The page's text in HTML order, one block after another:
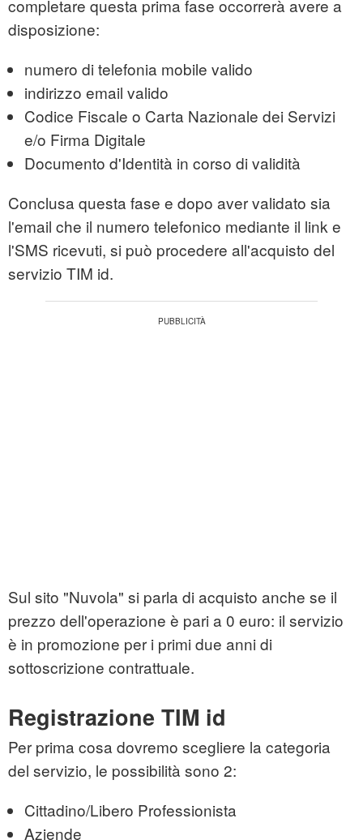
completare questa prima fase occorrerà avere a
disposizione:
numero di telefonia mobile valido
indirizzo email valido
Codice Fiscale o Carta Nazionale dei Servizi
e/o Firma Digitale
Documento d'Identità in corso di validità
Conclusa questa fase e dopo aver validato sia
l'email che il numero telefonico mediante il link e
l'SMS ricevuti, si può procedere all'acquisto del
servizio TIM id.
Sul sito "Nuvola" si parla di acquisto anche se il
prezzo dell'operazione è pari a 0 euro: il servizio
è in promozione per i primi due anni di
sottoscrizione contrattuale.
Registrazione TIM id
Per prima cosa dovremo scegliere la categoria
del servizio, le possibilità sono 2:
Cittadino/Libero Professionista
Aziende